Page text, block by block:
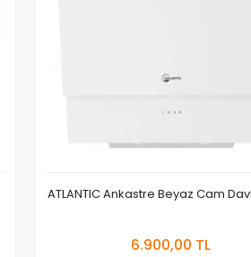
ATLANTIC Ankastre Beyaz Cam
6.900,00 TL